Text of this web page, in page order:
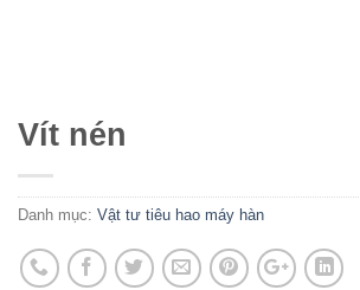
Vít nén
Danh mục: Vật tư tiêu hao máy hàn